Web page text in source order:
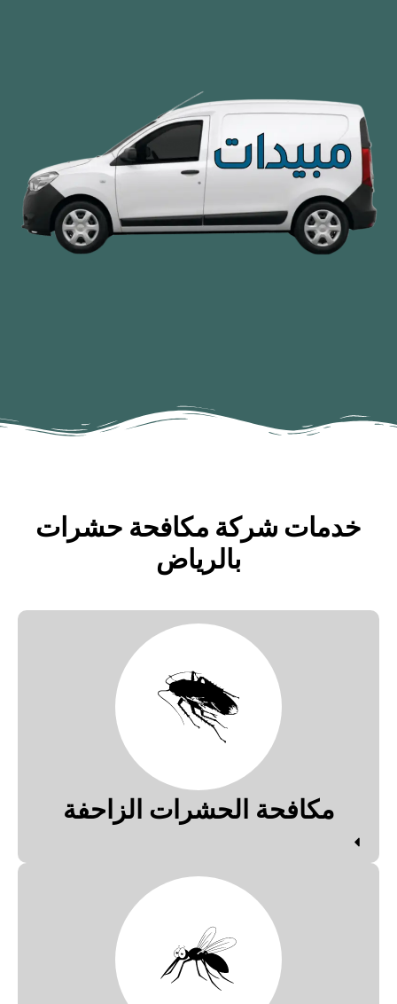
خدمات شركة مكافحة حشرات
بالرياض
مكافحة الحشرات الزاحفة